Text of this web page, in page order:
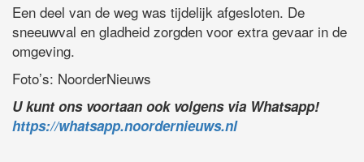
Een deel van de weg was tijdelijk afgesloten. De
sneeuwval en gladheid zorgden voor extra gevaar in de
omgeving.
Foto’s: NoorderNieuws
U kunt ons voortaan ook volgens via Whatsapp!
https://whatsapp.noordernieuws.nl